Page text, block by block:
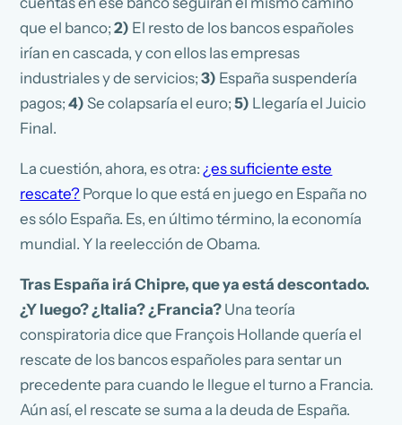
que el banco;2) El resto de los bancos españoles
irían en cascada, y con ellos las empresas
industriales y de servicios;3) España suspendería
pagos;4) Se colapsaría el euro;5) Llegaría el Juicio
Final.
La cuestión, ahora, es otra:¿es suficiente este
rescate? Porque lo que está en juego en España no
es sólo España. Es, en último término, la economía
mundial. Y la reelección de Obama.
Tras España irá Chipre, que ya está descontado.
¿Y luego? ¿Italia? ¿Francia? Una teoría
conspiratoria dice que François Hollande quería el
rescate de los bancos españoles para sentar un
precedente para cuando le llegue el turno a Francia.
Aún así, el rescate se suma a la deuda de España.